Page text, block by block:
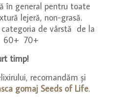
în general pentru toate
lejeră, non-grasă.
de vârstă de la
70+
timp!
recomandăm și
gomaj Seeds of Life.